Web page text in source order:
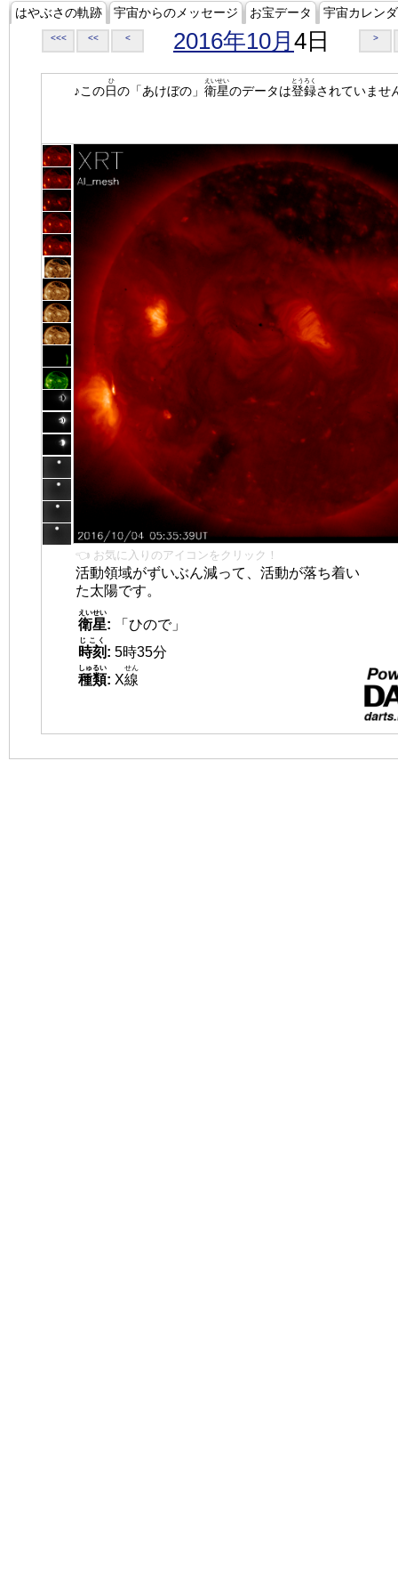
はやぶさの軌跡 宇宙からのメッセージ お宝データ 宇宙カレン
<<< << < 2016年10月 4日 >
♪この日
ひ
の「あけぼの」 衛星
えいせい
のデータは登録
とうろく
されていませ
👈 お気に入りのアイコンをクリック！
活動領域がずいぶん減って、活動が落ち着い
た太陽です。
衛星
えいせい
:
「ひので」
時刻
じこく
: 5時35分
種類
しゅるい
: X線
せん